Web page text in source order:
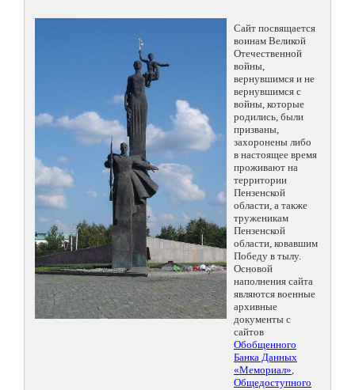
Сайт посвящается
воинам Великой
Отечественной
войны,
вернувшимся и не
вернувшимся с
войны, которые
родились, были
призваны,
захоронены либо
в настоящее время
проживают на
территории
Пензенской
области, а также
труженикам
Пензенской
области, ковавшим
Победу в тылу.
Основой
наполнения сайта
являются военные
архивные
документы с
сайтов
Обобщенного
Банка Данных
«Мемориал»,
Общедоступного